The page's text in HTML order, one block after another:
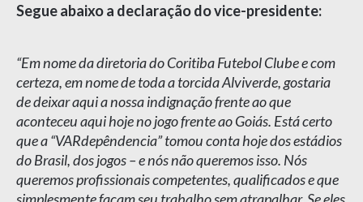
Segue abaixo a declaração do vice-presidente:
“Em nome da diretoria do Coritiba Futebol Clube e com
certeza, em nome de toda a torcida Alviverde, gostaria
de deixar aqui a nossa indignação frente ao que
aconteceu aqui hoje no jogo frente ao Goiás. Está certo
que a “VARdepêndencia” tomou conta hoje dos estádios
do Brasil, dos jogos – e nós não queremos isso. Nós
queremos profissionais competentes, qualificados e que